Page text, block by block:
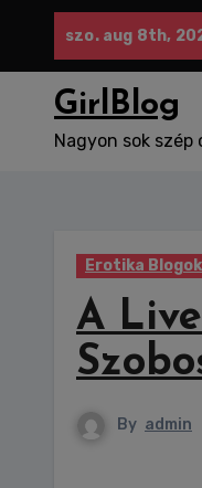
content
szo. aug 8th,
GirlBlog
Nagyon sok szép
Erotika Blogok
A
By admin